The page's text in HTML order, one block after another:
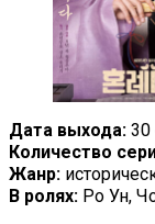
Дата выхода: 30
Количество
Жанр:
В ролях: Ро Ун,